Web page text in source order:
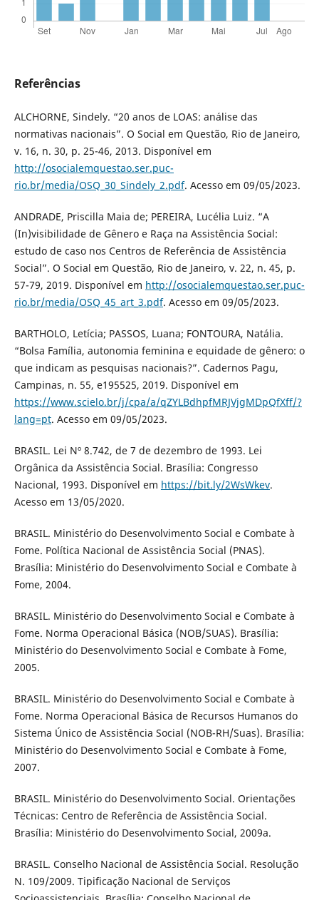
Referências
ALCHORNE, Sindely. “20 anos de LOAS: análise das
normativas nacionais”. O Social em Questão, Rio de Janeiro,
v. 16, n. 30, p. 25-46, 2013. Disponível em
http://osocialemquestao.ser.puc-
rio.br/media/OSQ_30_Sindely_2.pdf. Acesso em 09/05/2023.
ANDRADE, Priscilla Maia de; PEREIRA, Lucélia Luiz. “A
(In)visibilidade de Gênero e Raça na Assistência Social:
estudo de caso nos Centros de Referência de Assistência
Social”. O Social em Questão, Rio de Janeiro, v. 22, n. 45, p.
57-79, 2019. Disponível em http://osocialemquestao.ser.puc-
rio.br/media/OSQ_45_art_3.pdf. Acesso em 09/05/2023.
BARTHOLO, Letícia; PASSOS, Luana; FONTOURA, Natália.
“Bolsa Família, autonomia feminina e equidade de gênero: o
que indicam as pesquisas nacionais?”. Cadernos Pagu,
Campinas, n. 55, e195525, 2019. Disponível em
https://www.scielo.br/j/cpa/a/qZYLBdhpfMRJVjgMDpQfXff/?
lang=pt. Acesso em 09/05/2023.
BRASIL. Lei Nº 8.742, de 7 de dezembro de 1993. Lei
Orgânica da Assistência Social. Brasília: Congresso
Nacional, 1993. Disponível em https://bit.ly/2WsWkev.
Acesso em 13/05/2020.
BRASIL. Ministério do Desenvolvimento Social e Combate à
Fome. Política Nacional de Assistência Social (PNAS).
Brasília: Ministério do Desenvolvimento Social e Combate à
Fome, 2004.
BRASIL. Ministério do Desenvolvimento Social e Combate à
Fome. Norma Operacional Básica (NOB/SUAS). Brasília:
Ministério do Desenvolvimento Social e Combate à Fome,
2005.
BRASIL. Ministério do Desenvolvimento Social e Combate à
Fome. Norma Operacional Básica de Recursos Humanos do
Sistema Único de Assistência Social (NOB-RH/Suas). Brasília:
Ministério do Desenvolvimento Social e Combate à Fome,
2007.
BRASIL. Ministério do Desenvolvimento Social. Orientações
Técnicas: Centro de Referência de Assistência Social.
Brasília: Ministério do Desenvolvimento Social, 2009a.
BRASIL. Conselho Nacional de Assistência Social. Resolução
N. 109/2009. Tipificação Nacional de Serviços